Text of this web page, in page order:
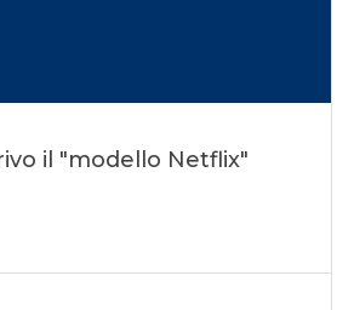
il "modello Netflix"